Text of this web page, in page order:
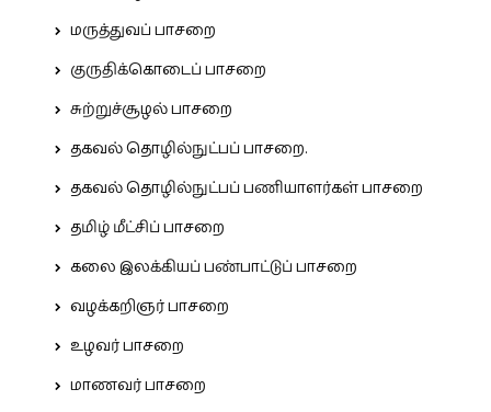
மருத்துவப் பாசறை
குருதிக்கொடைப் பாசறை
சுற்றுச்சூழல் பாசறை
தகவல் தொழில்நுட்பப் பாசறை.
தகவல் தொழில்நுட்பப் பணியாளர்கள் பாசறை
தமிழ் மீட்சிப் பாசறை
கலை இலக்கியப் பண்பாட்டுப் பாசறை
வழக்கறிஞர் பாசறை
உழவர் பாசறை
மாணவர் பாசறை